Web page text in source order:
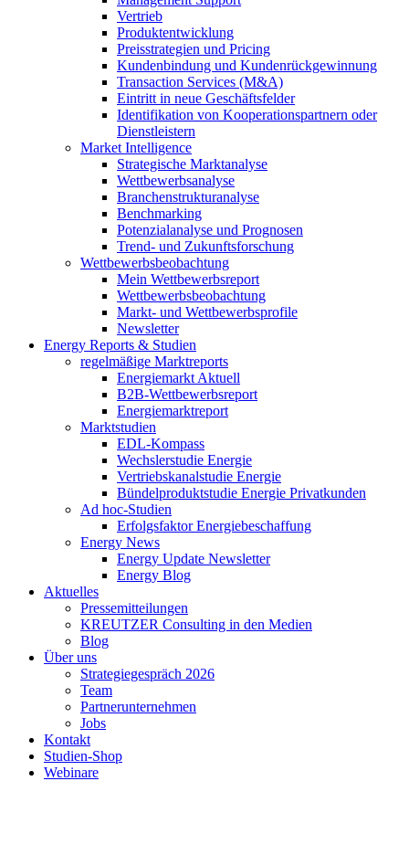
Vertrieb
Produktentwicklung
Preisstrategien und Pricing
Kundenbindung und Kundenrückgewinnung
Transaction Services (M&A)
Eintritt in neue Geschäftsfelder
Identifikation von Kooperationspartnern oder
Dienstleistern
Market Intelligence
Strategische Marktanalyse
Wettbewerbsanalyse
Branchenstrukturanalyse
Benchmarking
Potenzialanalyse und Prognosen
Trend- und Zukunftsforschung
Wettbewerbs­beobachtung
Mein Wettbewerbsreport
Wettbewerbsbeobachtung
Markt- und Wettbewerbsprofile
Newsletter
Energy Reports & Studien
regelmäßige Marktreports
Energiemarkt Aktuell
B2B-Wettbewerbsreport
Energiemarktreport
Marktstudien
EDL-Kompass
Wechslerstudie Energie
Vertriebskanalstudie Energie
Bündelproduktstudie Energie Privatkunden
Ad hoc-Studien
Erfolgsfaktor Energiebeschaffung
Energy News
Energy Update Newsletter
Energy Blog
Aktuelles
Pressemitteilungen
KREUTZER Consulting in den Medien
Blog
Über uns
Strategiegespräch 2026
Team
Partnerunternehmen
Jobs
Kontakt
Studien-Shop
Webinare